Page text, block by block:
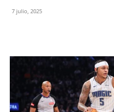
7 julio, 2025